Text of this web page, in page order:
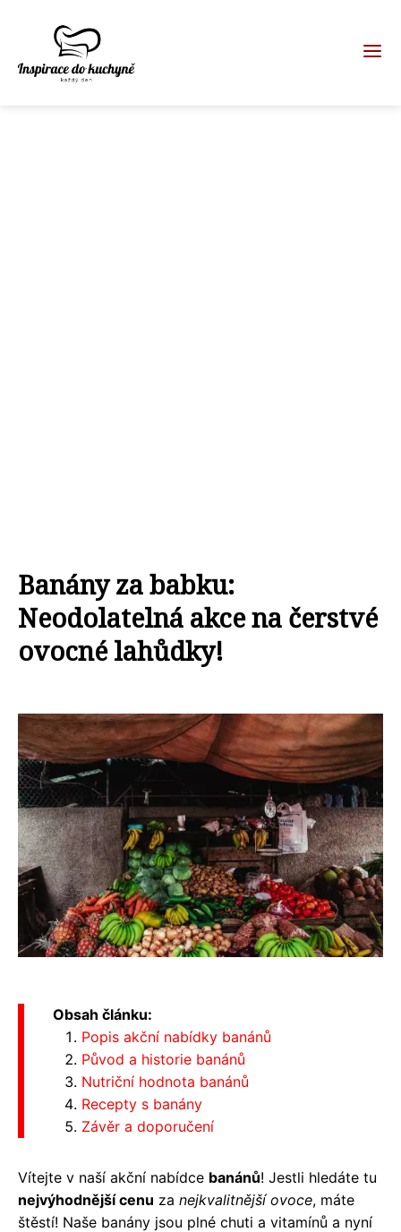
Banány za babku:
Neodolatelná akce na čerstvé
ovocné lahůdky!
Obsah článku:
Popis akční nabídky banánů
Původ a historie banánů
Nutriční hodnota banánů
Recepty s banány
Závěr a doporučení
Vítejte v naší akční nabídce banánů! Jestli hledáte tu
nejvýhodnější cenu za nejkvalitnější ovoce, máte
štěstí! Naše banány jsou plné chuti a vitamínů a nyní